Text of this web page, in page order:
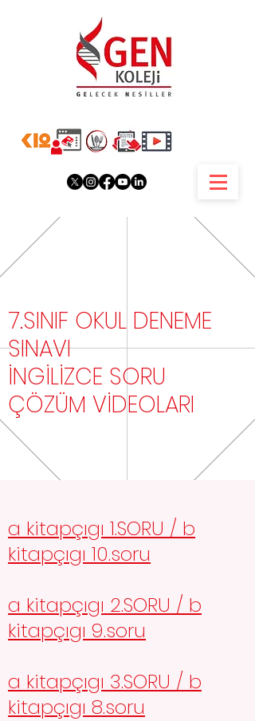
7.SINIF OKUL DENEME
SINAVI
İNGİLİZCE SORU
ÇÖZÜM VİDEOLARI
a kitapçıgı 1.SORU / b
kitapçıgı 10.soru
a kitapçıgı 2.SORU / b
kitapçıgı 9.soru
a kitapçıgı 3.SORU / b
kitapçıgı 8.soru